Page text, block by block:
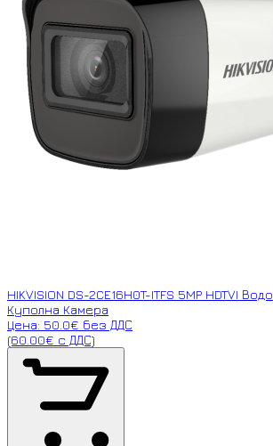
HIKVISION DS-2CE16H0T-ITFS 5MP HDTVI
Куполна Камера
Цена: 50.0€ без ДДС
(60.00€ с ДДС)